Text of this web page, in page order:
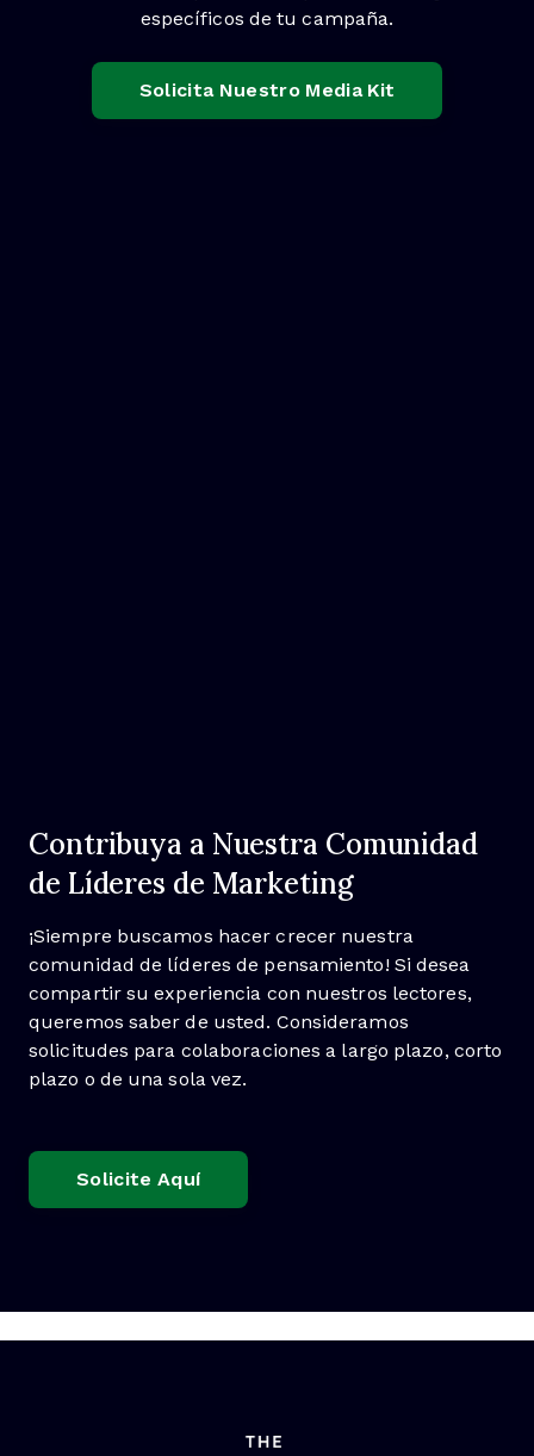
específicos de tu campaña.
Solicita Nuestro Media Kit
Contribuya a Nuestra Comunidad
de Líderes de Marketing
¡Siempre buscamos hacer crecer nuestra
comunidad de líderes de pensamiento! Si desea
compartir su experiencia con nuestros lectores,
queremos saber de usted. Consideramos
solicitudes para colaboraciones a largo plazo, corto
plazo o de una sola vez.
Solicite Aquí
Opens New Window